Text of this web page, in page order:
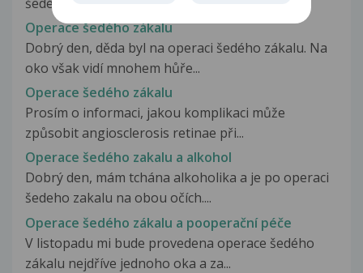
Operace šedého zákalu
Dobrý den, děda byl na operaci šedého zákalu. Na
oko však vidí mnohem hůře...
Operace šedého zákalu
Prosím o informaci, jakou komplikaci může
způsobit angiosclerosis retinae při...
Operace šedého zakalu a alkohol
Dobrý den, mám tchána alkoholika a je po operaci
šedeho zakalu na obou očích....
Operace šedého zákalu a pooperační péče
V listopadu mi bude provedena operace šedého
zákalu nejdříve jednoho oka a za...